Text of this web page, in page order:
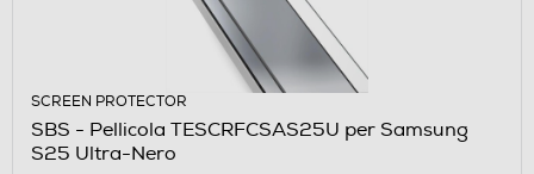
SCREEN PROTECTOR
SBS - Pellicola TESCRFCSAS25U per Samsung
S25 Ultra-Nero